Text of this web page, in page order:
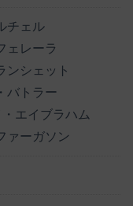
チェル
ェレーラ
ンシェット
バトラー
エイブラハム
ァーガソン